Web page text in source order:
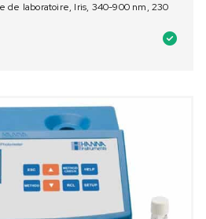
de laboratoire, Iris, 340-900 nm, 230